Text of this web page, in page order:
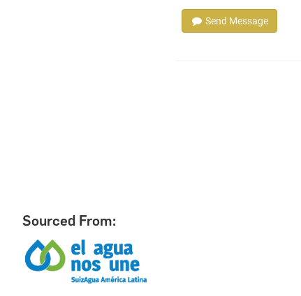
Sourced From:
Send Message